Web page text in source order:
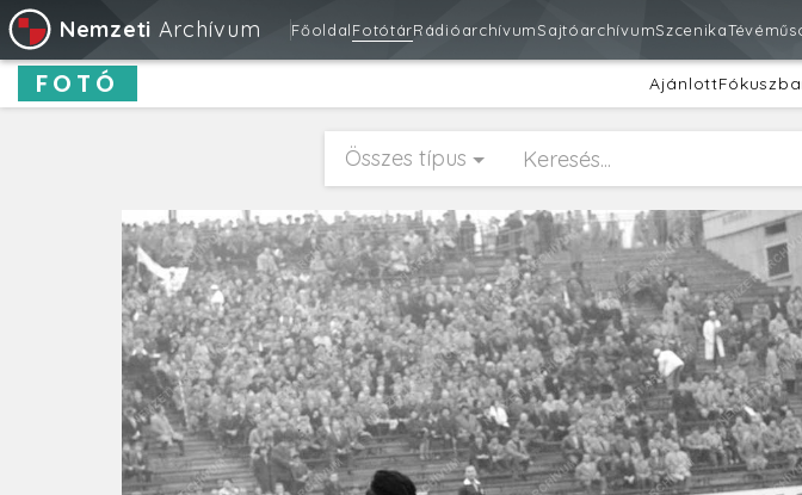
Nemzeti Archívum FőoldalFotótárRádióarchívumSajtóarchívumSzcenika
FOTÓ Ajánlott
Összes típus